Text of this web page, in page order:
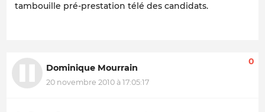
tambouille pré-prestation télé des candidats.
Dominique Mourrain
20 novembre 2010 à 17:05:17
0